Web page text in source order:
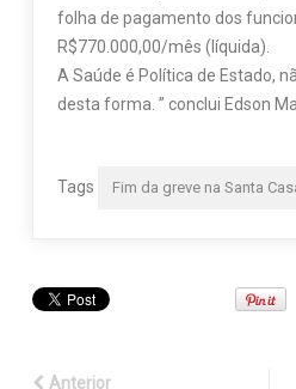
folha de pagamento dos
R$770.000,00/mês (líquida).
A Saúde é Política de Estado,
desta forma. ” conclui Edson
Tags Fim da greve na Santa
Anterior